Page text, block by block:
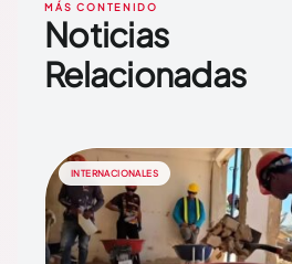
MÁS CONTENIDO
Noticias
Relacionadas
INTERNACIONALES